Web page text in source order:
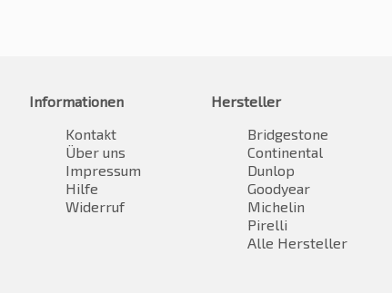
Informationen
Kontakt
Über uns
Impressum
Hilfe
Widerruf
Hersteller
Bridgestone
Continental
Dunlop
Goodyear
Michelin
Pirelli
Alle Hersteller